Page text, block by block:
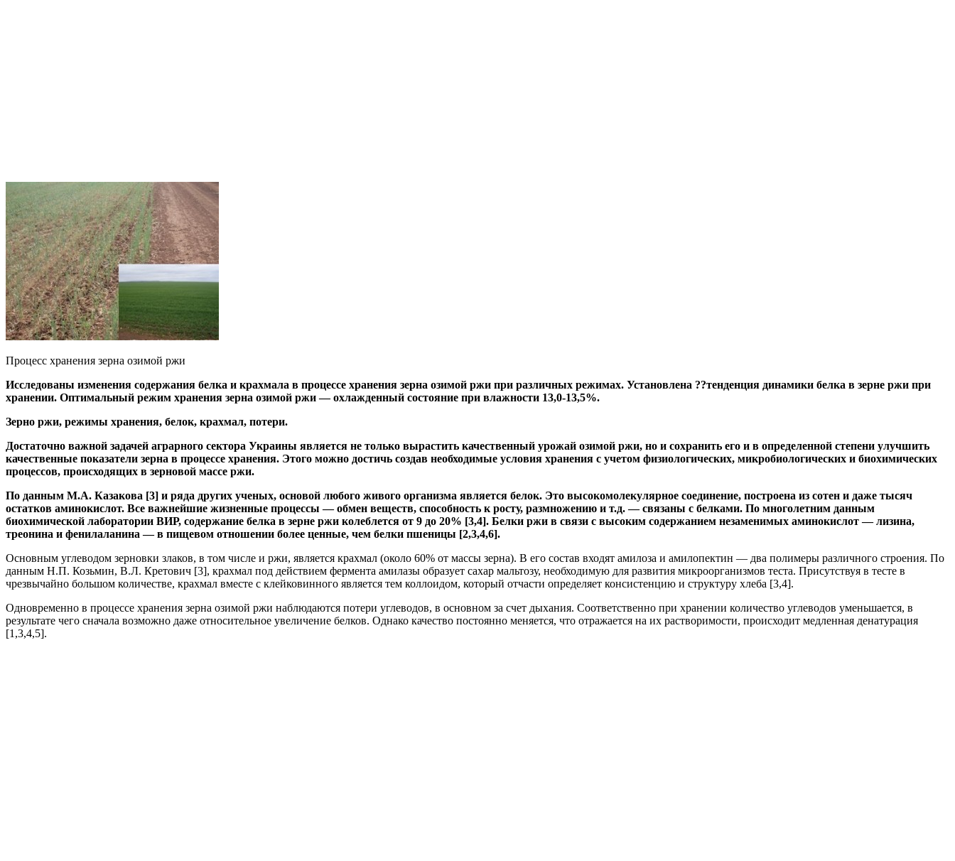
Процесс хранения зерна озимой ржи
Исследованы изменения содержания белка и крахмала в процессе хранения зерна озимой ржи при различных режимах. Установлена ??тенденция динамики белка в зерне ржи при
хранении. Оптимальный режим хранения зерна озимой ржи — охлажденный состояние при влажности 13,0-13,5%.
Зерно ржи, режимы хранения, белок, крахмал, потери.
Достаточно важной задачей аграрного сектора Украины является не только вырастить качественный урожай озимой ржи, но и сохранить его и в определенной степени улучшить
качественные показатели зерна в процессе хранения. Этого можно достичь создав необходимые условия хранения с учетом физиологических, микробиологических и биохимических
процессов, происходящих в зерновой массе ржи.
По данным М.А. Казакова [3] и ряда других ученых, основой любого живого организма является белок. Это высокомолекулярное соединение, построена из сотен и даже тысяч
остатков аминокислот. Все важнейшие жизненные процессы — обмен веществ, способность к росту, размножению и т.д. — связаны с белками. По многолетним данным
биохимической лаборатории ВИР, содержание белка в зерне ржи колеблется от 9 до 20% [3,4]. Белки ржи в связи с высоким содержанием незаменимых аминокислот — лизина,
треонина и фенилаланина — в пищевом отношении более ценные, чем белки пшеницы [2,3,4,6].
Основным углеводом зерновки злаков, в том числе и ржи, является крахмал (около 60% от массы зерна). В его состав входят амилоза и амилопектин — два полимеры различного строения. По
данным Н.П. Козьмин, В.Л. Кретович [3], крахмал под действием фермента амилазы образует сахар мальтозу, необходимую для развития микроорганизмов теста. Присутствуя в тесте в
чрезвычайно большом количестве, крахмал вместе с клейковинного является тем коллоидом, который отчасти определяет консистенцию и структуру хлеба [3,4].
Одновременно в процессе хранения зерна озимой ржи наблюдаются потери углеводов, в основном за счет дыхания. Соответственно при хранении количество углеводов уменьшается, в
результате чего сначала возможно даже относительное увеличение белков. Однако качество постоянно меняется, что отражается на их растворимости, происходит медленная денатурация
[1,3,4,5].